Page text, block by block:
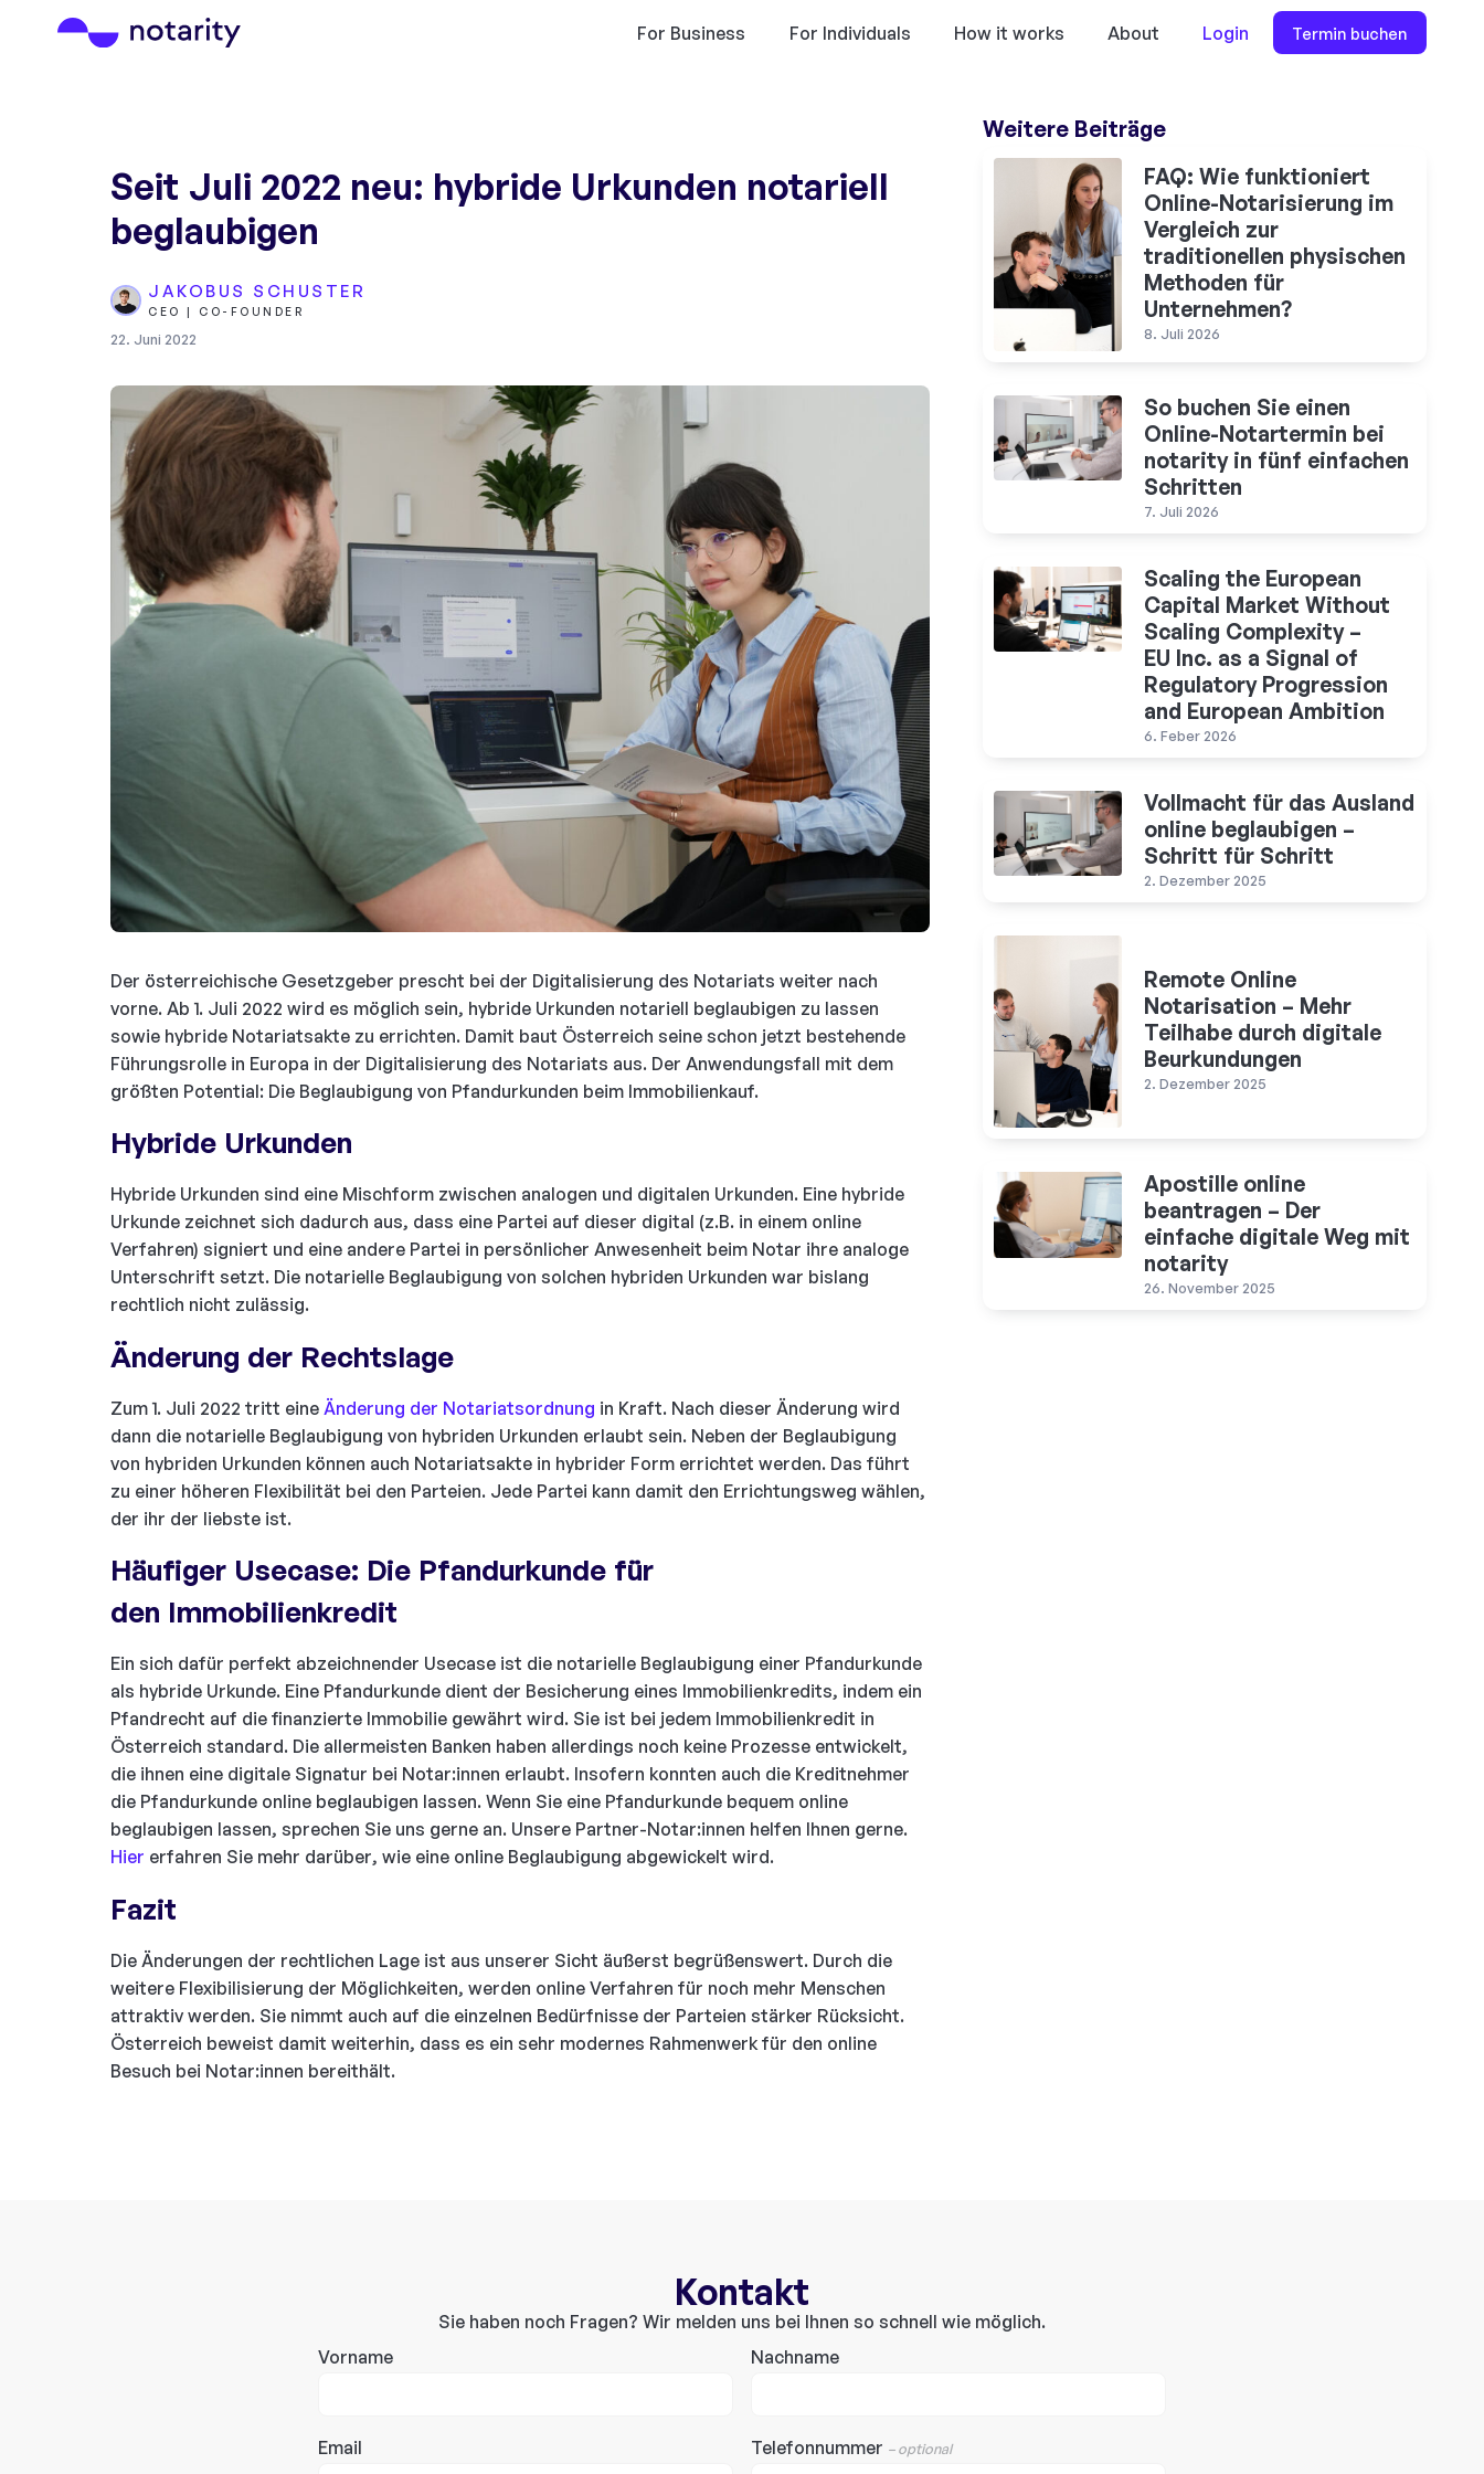
For Business For Individuals How it works About Login Termin buchen
Seit Juli 2022 neu: hybride Urkunden notariell
beglaubigen
JAKOBUS SCHUSTER
CEO | CO-FOUNDER
22. Juni 2022
Der österreichische Gesetzgeber prescht bei der Digitalisierung des Notariats weiter nach
vorne. Ab 1. Juli 2022 wird es möglich sein, hybride Urkunden notariell beglaubigen zu lassen
sowie hybride Notariatsakte zu errichten. Damit baut Österreich seine schon jetzt bestehende
Führungsrolle in Europa in der Digitalisierung des Notariats aus. Der Anwendungsfall mit dem
größten Potential: Die Beglaubigung von Pfandurkunden beim Immobilienkauf.
Hybride Urkunden
Hybride Urkunden sind eine Mischform zwischen analogen und digitalen Urkunden. Eine hybride
Urkunde zeichnet sich dadurch aus, dass eine Partei auf dieser digital (z.B. in einem online
Verfahren) signiert und eine andere Partei in persönlicher Anwesenheit beim Notar ihre analoge
Unterschrift setzt. Die notarielle Beglaubigung von solchen hybriden Urkunden war bislang
rechtlich nicht zulässig.
Änderung der Rechtslage
Zum 1. Juli 2022 tritt eine Änderung der Notariatsordnung in Kraft. Nach dieser Änderung wird
dann die notarielle Beglaubigung von hybriden Urkunden erlaubt sein. Neben der Beglaubigung
von hybriden Urkunden können auch Notariatsakte in hybrider Form errichtet werden. Das führt
zu einer höheren Flexibilität bei den Parteien. Jede Partei kann damit den Errichtungsweg wählen,
der ihr der liebste ist.
Häufiger Usecase: Die Pfandurkunde für
den Immobilienkredit
Ein sich dafür perfekt abzeichnender Usecase ist die notarielle Beglaubigung einer Pfandurkunde
als hybride Urkunde. Eine Pfandurkunde dient der Besicherung eines Immobilienkredits, indem ein
Pfandrecht auf die finanzierte Immobilie gewährt wird. Sie ist bei jedem Immobilienkredit in
Österreich standard. Die allermeisten Banken haben allerdings noch keine Prozesse entwickelt,
die ihnen eine digitale Signatur bei Notar:innen erlaubt. Insofern konnten auch die Kreditnehmer
die Pfandurkunde online beglaubigen lassen. Wenn Sie eine Pfandurkunde bequem online
beglaubigen lassen, sprechen Sie uns gerne an. Unsere Partner-Notar:innen helfen Ihnen gerne.
Hier erfahren Sie mehr darüber, wie eine online Beglaubigung abgewickelt wird.
Fazit
Die Änderungen der rechtlichen Lage ist aus unserer Sicht äußerst begrüßenswert. Durch die
weitere Flexibilisierung der Möglichkeiten, werden online Verfahren für noch mehr Menschen
attraktiv werden. Sie nimmt auch auf die einzelnen Bedürfnisse der Parteien stärker Rücksicht.
Österreich beweist damit weiterhin, dass es ein sehr modernes Rahmenwerk für den online
Besuch bei Notar:innen bereithält.
Weitere Beiträge
FAQ: Wie funktioniert
Online-Notarisierung im
Vergleich zur
traditionellen physischen
Methoden für
Unternehmen?
8. Juli 2026
So buchen Sie einen
Online-Notartermin bei
notarity in fünf einfachen
Schritten
7. Juli 2026
Scaling the European
Capital Market Without
Scaling Complexity –
EU Inc. as a Signal of
Regulatory Progression
and European Ambition
6. Feber 2026
Vollmacht für das Ausland
online beglaubigen –
Schritt für Schritt
2. Dezember 2025
Remote Online
Notarisation – Mehr
Teilhabe durch digitale
Beurkundungen
2. Dezember 2025
Apostille online
beantragen – Der
einfache digitale Weg mit
notarity
26. November 2025
Kontakt
Sie haben noch Fragen? Wir melden uns bei Ihnen so schnell wie möglich.
Vorname
Nachname
Email Telefonnummer – optional